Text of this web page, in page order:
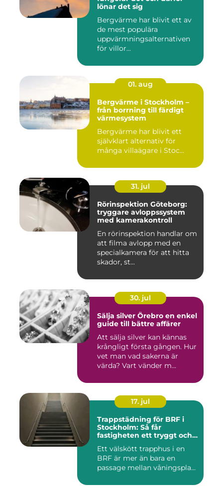
lönar det sig
Bergvärme har blivit ett av
de mest populära
uppvärmningsalternativen
för villor...
01. aug
Bergvärme i Stockholm –
från borrning till färdigt
värmesystem
Bergvärme har blivit ett
självklart alternativ för
många villaägare i Stoc...
31. jul
Rörinspektion Göteborg:
tryggare avloppssystem
med kamerakontroll
En rörinspektion handlar om
att filma avlopp med en
specialkamera för att hitta
skador, st...
30. jul
Sälja silver Örebro en enkel
guide till bättre affärer
Att sälja silver kan kännas
krångligt första gången. Hur
vet man vad sakerna är
värda? Vart vänder m...
17. jul
Trappstädning för BRF i
Stockholm: Så får
fastigheten ett tryggt och
Ett välskött trapphus i en
BRF är mer än bara en
passage mellan våningspla...